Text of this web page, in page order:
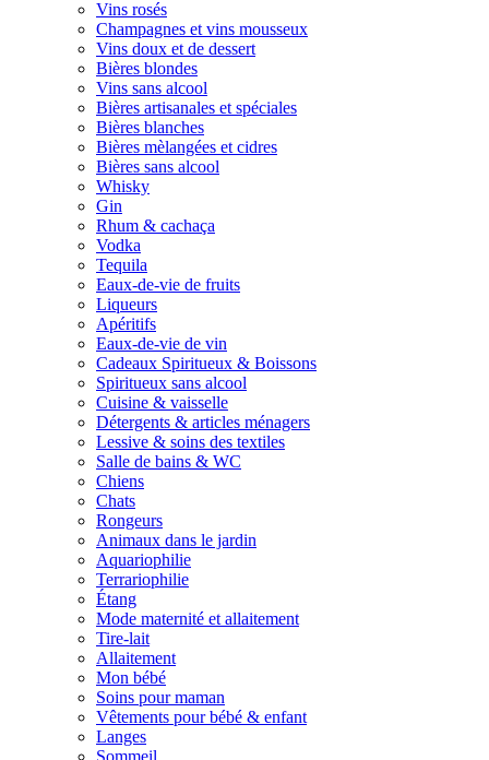
Vins rosés
Champagnes et vins mousseux
Vins doux et de dessert
Bières blondes
Vins sans alcool
Bières artisanales et spéciales
Bières blanches
Bières mèlangées et cidres
Bières sans alcool
Whisky
Gin
Rhum & cachaça
Vodka
Tequila
Eaux-de-vie de fruits
Liqueurs
Apéritifs
Eaux-de-vie de vin
Cadeaux Spiritueux & Boissons
Spiritueux sans alcool
Cuisine & vaisselle
Détergents & articles ménagers
Lessive & soins des textiles
Salle de bains & WC
Chiens
Chats
Rongeurs
Animaux dans le jardin
Aquariophilie
Terrariophilie
Étang
Mode maternité et allaitement
Tire-lait
Allaitement
Mon bébé
Soins pour maman
Vêtements pour bébé & enfant
Langes
Sommeil